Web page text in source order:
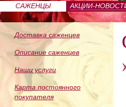
САЖЕНЦЫ
ПИТОМНИКА
АКЦИИ-
Доставка саженцев
Описание саженцев
Наши услуги
Карта постоянного
покупателя